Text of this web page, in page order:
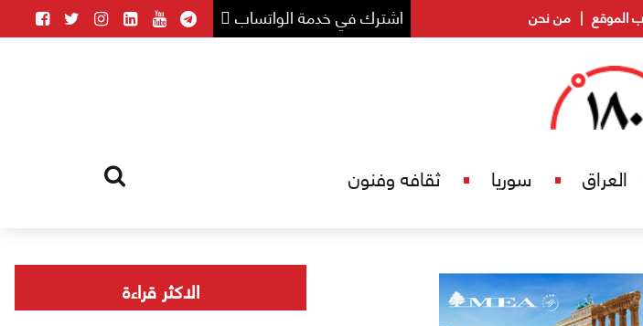
اشترك في خدمة الواتساب الموقع من نحن
العراق سوريا ثقافه وفنون
الاكثر قراءة